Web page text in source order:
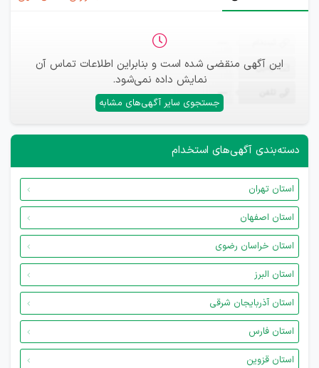
این آگهی منقضی شده است و بنابراین اطلاعات تماس آن
نمایش داده نمی‌شود.
جستجوی سایر آگهی‌های مشابه
ایمیل —
—
دسته‌بندی آگهی‌های استخدام
استان تهران
استان اصفهان
استان خراسان رضوی
استان البرز
استان آذربایجان شرقی
استان فارس
استان قزوین